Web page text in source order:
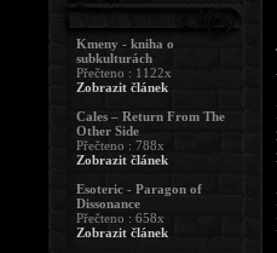
Kmeny - kniha o
subkulturách
Přečteno : 1122x
Zobrazit článek
Cales – Return From The
Other Side
Přečteno : 788x
Zobrazit článek
Esoteric - Paragon of
Dissonance
Přečteno : 658x
Zobrazit článek